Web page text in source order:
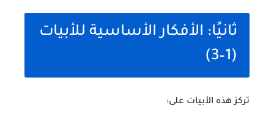
ثانيًا: الأفكار الأساسية للأبيات
(1–3)
تركز هذه الأبيات على: